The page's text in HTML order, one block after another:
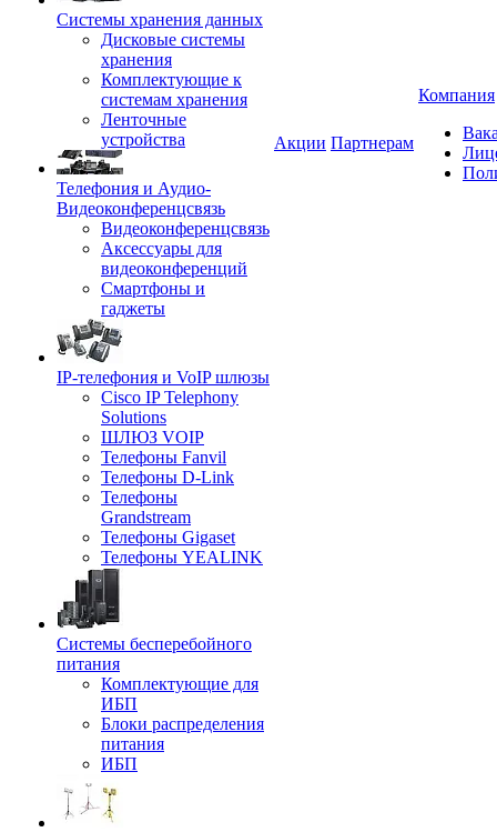
Системы хранения данных
Дисковые системы
хранения
Комплектующие к
системам хранения
Ленточные
устройства
Телефония и Аудио-
Видеоконференцсвязь
Видеоконференцсвязь
Аксессуары для
видеоконференций
Смартфоны и
гаджеты
IP-телефония и VoIP шлюзы
Cisco IP Telephony
Solutions
ШЛЮЗ VOIP
Телефоны Fanvil
Телефоны D-Link
Телефоны
Grandstream
Телефоны Gigaset
Телефоны YEALINK
Системы бесперебойного
питания
Комплектующие для
ИБП
Блоки распределения
питания
ИБП
Акции Партнерам
Компания